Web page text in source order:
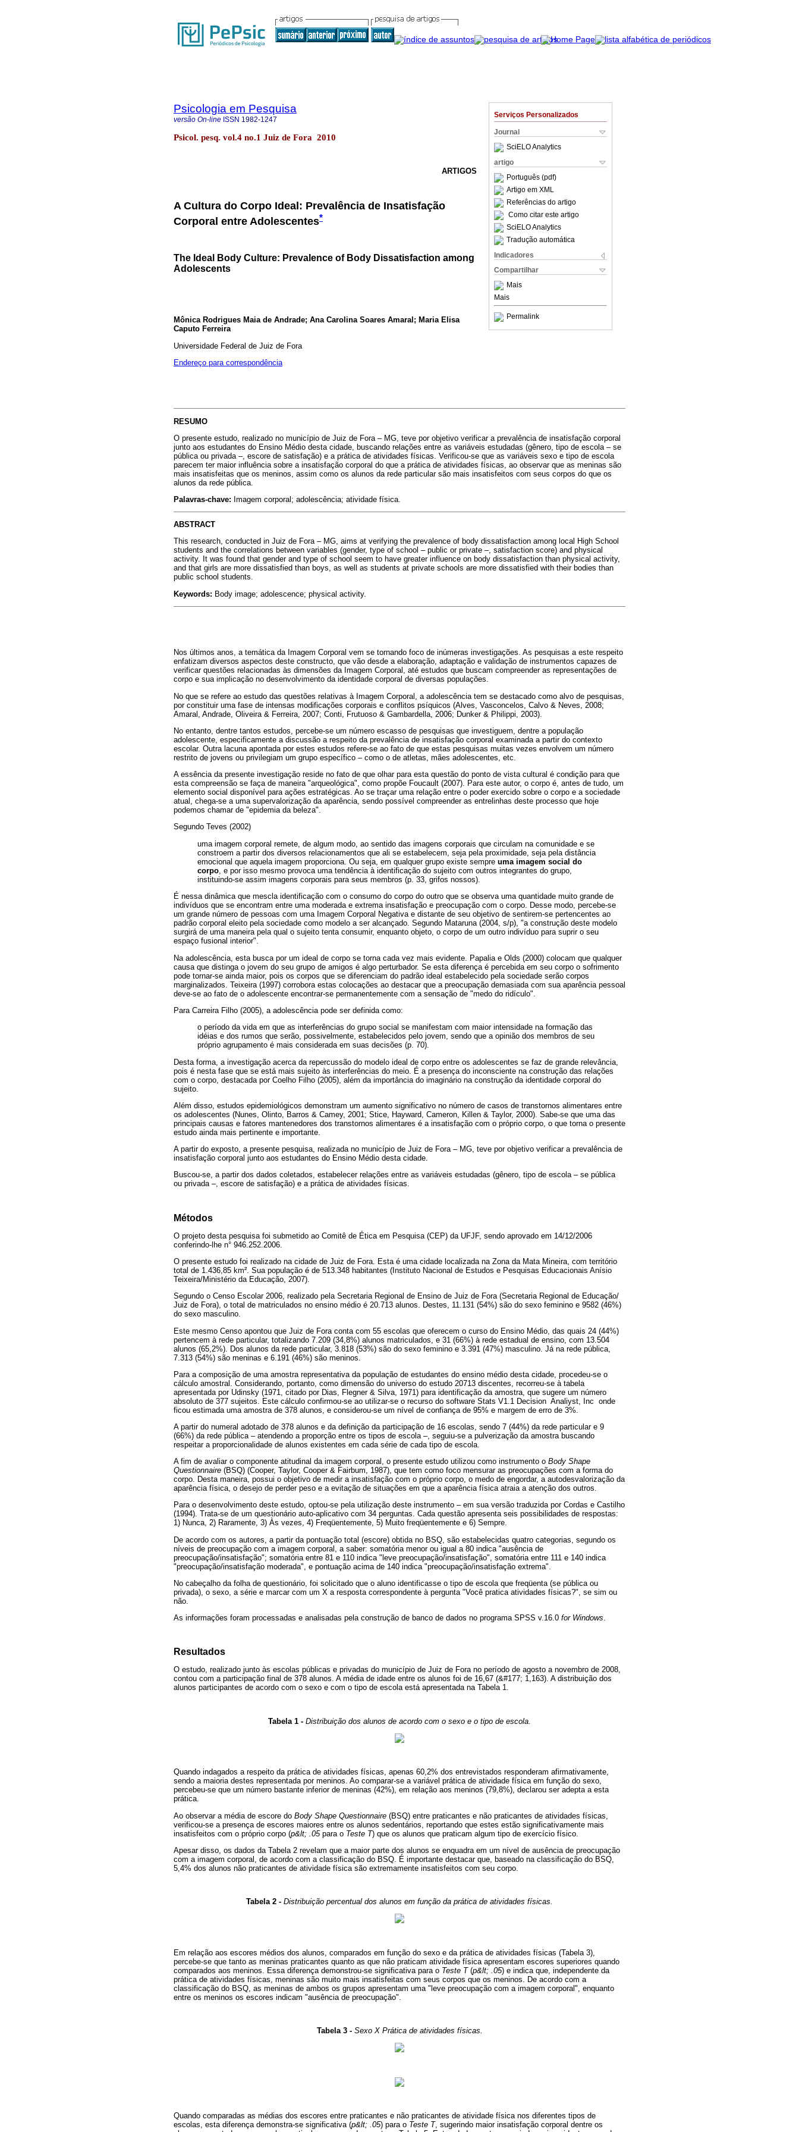
Serviços Personalizados
Journal
SciELO Analytics
artigo
Português (pdf)
Artigo em XML
Referências do artigo
Como citar este artigo
SciELO Analytics
Tradução automática
Indicadores
Compartilhar
Mais
Mais
Permalink
Psicologia em Pesquisa
versão On-line ISSN 1982-1247
Psicol. pesq. vol.4 no.1 Juiz de Fora 2010
ARTIGOS
A Cultura do Corpo Ideal: Prevalência de Insatisfação
Corporal entre Adolescentes*
The Ideal Body Culture: Prevalence of Body Dissatisfaction among
Adolescents
Mônica Rodrigues Maia de Andrade; Ana Carolina Soares Amaral; Maria Elisa
Caputo Ferreira
Universidade Federal de Juiz de Fora
Endereço para correspondência
RESUMO
O presente estudo, realizado no município de Juiz de Fora – MG, teve por objetivo verificar a prevalência de insatisfação corporal
junto aos estudantes do Ensino Médio desta cidade, buscando relações entre as variáveis estudadas (gênero, tipo de escola – se
pública ou privada –, escore de satisfação) e a prática de atividades físicas. Verificou-se que as variáveis sexo e tipo de escola
parecem ter maior influência sobre a insatisfação corporal do que a prática de atividades físicas, ao observar que as meninas são
mais insatisfeitas que os meninos, assim como os alunos da rede particular são mais insatisfeitos com seus corpos do que os
alunos da rede pública.
Palavras-chave: Imagem corporal; adolescência; atividade física.
ABSTRACT
This research, conducted in Juiz de Fora – MG, aims at verifying the prevalence of body dissatisfaction among local High School
students and the correlations between variables (gender, type of school – public or private –, satisfaction score) and physical
activity. It was found that gender and type of school seem to have greater influence on body dissatisfaction than physical activity,
and that girls are more dissatisfied than boys, as well as students at private schools are more dissatisfied with their bodies than
public school students.
Keywords: Body image; adolescence; physical activity.
Nos últimos anos, a temática da Imagem Corporal vem se tornando foco de inúmeras investigações. As pesquisas a este respeito
enfatizam diversos aspectos deste constructo, que vão desde a elaboração, adaptação e validação de instrumentos capazes de
verificar questões relacionadas às dimensões da Imagem Corporal, até estudos que buscam compreender as representações de
corpo e sua implicação no desenvolvimento da identidade corporal de diversas populações.
No que se refere ao estudo das questões relativas à Imagem Corporal, a adolescência tem se destacado como alvo de pesquisas,
por constituir uma fase de intensas modificações corporais e conflitos psíquicos (Alves, Vasconcelos, Calvo & Neves, 2008;
Amaral, Andrade, Oliveira & Ferreira, 2007; Conti, Frutuoso & Gambardella, 2006; Dunker & Philippi, 2003).
No entanto, dentre tantos estudos, percebe-se um número escasso de pesquisas que investiguem, dentre a população
adolescente, especificamente a discussão a respeito da prevalência de insatisfação corporal examinada a partir do contexto
escolar. Outra lacuna apontada por estes estudos refere-se ao fato de que estas pesquisas muitas vezes envolvem um número
restrito de jovens ou privilegiam um grupo específico – como o de atletas, mães adolescentes, etc.
A essência da presente investigação reside no fato de que olhar para esta questão do ponto de vista cultural é condição para que
esta compreensão se faça de maneira "arqueológica", como propõe Foucault (2007). Para este autor, o corpo é, antes de tudo, um
elemento social disponível para ações estratégicas. Ao se traçar uma relação entre o poder exercido sobre o corpo e a sociedade
atual, chega-se a uma supervalorização da aparência, sendo possível compreender as entrelinhas deste processo que hoje
podemos chamar de "epidemia da beleza".
Segundo Teves (2002)
uma imagem corporal remete, de algum modo, ao sentido das imagens corporais que circulam na comunidade e se
constroem a partir dos diversos relacionamentos que ali se estabelecem, seja pela proximidade, seja pela distância
emocional que aquela imagem proporciona. Ou seja, em qualquer grupo existe sempre uma imagem social do
corpo , e por isso mesmo provoca uma tendência à identificação do sujeito com outros integrantes do grupo,
instituindo-se assim imagens corporais para seus membros (p. 33, grifos nossos).
É nessa dinâmica que mescla identificação com o consumo do corpo do outro que se observa uma quantidade muito grande de
indivíduos que se encontram entre uma moderada e extrema insatisfação e preocupação com o corpo. Desse modo, percebe-se
um grande número de pessoas com uma Imagem Corporal Negativa e distante de seu objetivo de sentirem-se pertencentes ao
padrão corporal eleito pela sociedade como modelo a ser alcançado. Segundo Mataruna (2004, s/p), "a construção deste modelo
surgirá de uma maneira pela qual o sujeito tenta consumir, enquanto objeto, o corpo de um outro indivíduo para suprir o seu
espaço fusional interior".
Na adolescência, esta busca por um ideal de corpo se torna cada vez mais evidente. Papalia e Olds (2000) colocam que qualquer
causa que distinga o jovem do seu grupo de amigos é algo perturbador. Se esta diferença é percebida em seu corpo o sofrimento
pode tornar-se ainda maior, pois os corpos que se diferenciam do padrão ideal estabelecido pela sociedade serão corpos
marginalizados. Teixeira (1997) corrobora estas colocações ao destacar que a preocupação demasiada com sua aparência pessoal
deve-se ao fato de o adolescente encontrar-se permanentemente com a sensação de "medo do ridículo".
Para Carreira Filho (2005), a adolescência pode ser definida como:
o período da vida em que as interferências do grupo social se manifestam com maior intensidade na formação das
idéias e dos rumos que serão, possivelmente, estabelecidos pelo jovem, sendo que a opinião dos membros de seu
próprio agrupamento é mais considerada em suas decisões (p. 70).
Desta forma, a investigação acerca da repercussão do modelo ideal de corpo entre os adolescentes se faz de grande relevância,
pois é nesta fase que se está mais sujeito às interferências do meio. É a presença do inconsciente na construção das relações
com o corpo, destacada por Coelho Filho (2005), além da importância do imaginário na construção da identidade corporal do
sujeito.
Além disso, estudos epidemiológicos demonstram um aumento significativo no número de casos de transtornos alimentares entre
os adolescentes (Nunes, Olinto, Barros & Camey, 2001; Stice, Hayward, Cameron, Killen & Taylor, 2000). Sabe-se que uma das
principais causas e fatores mantenedores dos transtornos alimentares é a insatisfação com o próprio corpo, o que torna o presente
estudo ainda mais pertinente e importante.
A partir do exposto, a presente pesquisa, realizada no município de Juiz de Fora – MG, teve por objetivo verificar a prevalência de
insatisfação corporal junto aos estudantes do Ensino Médio desta cidade.
Buscou-se, a partir dos dados coletados, estabelecer relações entre as variáveis estudadas (gênero, tipo de escola – se pública
ou privada –, escore de satisfação) e a prática de atividades físicas.
Métodos
O projeto desta pesquisa foi submetido ao Comitê de Ética em Pesquisa (CEP) da UFJF, sendo aprovado em 14/12/2006
conferindo-lhe n° 946.252.2006.
O presente estudo foi realizado na cidade de Juiz de Fora. Esta é uma cidade localizada na Zona da Mata Mineira, com território
total de 1.436,85 km². Sua população é de 513.348 habitantes (Instituto Nacional de Estudos e Pesquisas Educacionais Anísio
Teixeira/Ministério da Educação, 2007).
Segundo o Censo Escolar 2006, realizado pela Secretaria Regional de Ensino de Juiz de Fora (Secretaria Regional de Educação/
Juiz de Fora), o total de matriculados no ensino médio é 20.713 alunos. Destes, 11.131 (54%) são do sexo feminino e 9582 (46%)
do sexo masculino.
Este mesmo Censo apontou que Juiz de Fora conta com 55 escolas que oferecem o curso do Ensino Médio, das quais 24 (44%)
pertencem à rede particular, totalizando 7.209 (34,8%) alunos matriculados, e 31 (66%) à rede estadual de ensino, com 13.504
alunos (65,2%). Dos alunos da rede particular, 3.818 (53%) são do sexo feminino e 3.391 (47%) masculino. Já na rede pública,
7.313 (54%) são meninas e 6.191 (46%) são meninos.
Para a composição de uma amostra representativa da população de estudantes do ensino médio desta cidade, procedeu-se o
cálculo amostral. Considerando, portanto, como dimensão do universo do estudo 20713 discentes, recorreu-se à tabela
apresentada por Udinsky (1971, citado por Dias, Flegner & Silva, 1971) para identificação da amostra, que sugere um número
absoluto de 377 sujeitos. Este cálculo confirmou-se ao utilizar-se o recurso do software Stats V1.1 Decision Analiyst, Inc onde
ficou estimada uma amostra de 378 alunos, e considerou-se um nível de confiança de 95% e margem de erro de 3%.
A partir do numeral adotado de 378 alunos e da definição da participação de 16 escolas, sendo 7 (44%) da rede particular e 9
(66%) da rede pública – atendendo a proporção entre os tipos de escola –, seguiu-se a pulverização da amostra buscando
respeitar a proporcionalidade de alunos existentes em cada série de cada tipo de escola.
A fim de avaliar o componente atitudinal da imagem corporal, o presente estudo utilizou como instrumento o Body Shape
Questionnaire (BSQ) (Cooper, Taylor, Cooper & Fairbum, 1987), que tem como foco mensurar as preocupações com a forma do
corpo. Desta maneira, possui o objetivo de medir a insatisfação com o próprio corpo, o medo de engordar, a autodesvalorização da
aparência física, o desejo de perder peso e a evitação de situações em que a aparência física atraia a atenção dos outros.
Para o desenvolvimento deste estudo, optou-se pela utilização deste instrumento – em sua versão traduzida por Cordas e Castilho
(1994). Trata-se de um questionário auto-aplicativo com 34 perguntas. Cada questão apresenta seis possibilidades de respostas:
1) Nunca, 2) Raramente, 3) Às vezes, 4) Freqüentemente, 5) Muito freqüentemente e 6) Sempre.
De acordo com os autores, a partir da pontuação total (escore) obtida no BSQ, são estabelecidas quatro categorias, segundo os
níveis de preocupação com a imagem corporal, a saber: somatória menor ou igual a 80 indica "ausência de
preocupação/insatisfação"; somatória entre 81 e 110 indica "leve preocupação/insatisfação", somatória entre 111 e 140 indica
"preocupação/insatisfação moderada", e pontuação acima de 140 indica "preocupação/insatisfação extrema".
No cabeçalho da folha de questionário, foi solicitado que o aluno identificasse o tipo de escola que freqüenta (se pública ou
privada), o sexo, a série e marcar com um X a resposta correspondente à pergunta "Você pratica atividades físicas?", se sim ou
não.
As informações foram processadas e analisadas pela construção de banco de dados no programa SPSS v.16.0 for Windows
Resultados
O estudo, realizado junto às escolas públicas e privadas do município de Juiz de Fora no período de agosto a novembro de 2008,
contou com a participação final de 378 alunos. A média de idade entre os alunos foi de 16,67 (&#177; 1,163). A distribuição dos
alunos participantes de acordo com o sexo e com o tipo de escola está apresentada na Tabela 1.
Tabela 1 - Distribuição dos alunos de acordo com o sexo e o tipo de escola.
Quando indagados a respeito da prática de atividades físicas, apenas 60,2% dos entrevistados responderam afirmativamente,
sendo a maioria destes representada por meninos. Ao comparar-se a variável prática de atividade física em função do sexo,
percebeu-se que um número bastante inferior de meninas (42%), em relação aos meninos (79,8%), declarou ser adepta a esta
prática.
Ao observar a média de escore do Body Shape Questionnaire (BSQ) entre praticantes e não praticantes de atividades físicas,
verificou-se a presença de escores maiores entre os alunos sedentários, reportando que estes estão significativamente mais
insatisfeitos com o próprio corpo (p&lt; .05para o Teste T) que os alunos que praticam algum tipo de exercício físico.
Apesar disso, os dados da Tabela 2 revelam que a maior parte dos alunos se enquadra em um nível de ausência de preocupação
com a imagem corporal, de acordo com a classificação do BSQ. É importante destacar que, baseado na classificação do BSQ,
5,4% dos alunos não praticantes de atividade física são extremamente insatisfeitos com seu corpo.
Tabela 2 - Distribuição percentual dos alunos em função da prática de atividades físicas.
Em relação aos escores médios dos alunos, comparados em função do sexo e da prática de atividades físicas (Tabela 3),
percebe-se que tanto as meninas praticantes quanto as que não praticam atividade física apresentam escores superiores quando
comparados aos meninos. Essa diferença demonstrou-se significativa para o Teste T (p&lt; .05) e indica que, independente da
prática de atividades físicas, meninas são muito mais insatisfeitas com seus corpos que os meninos. De acordo com a
classificação do BSQ, as meninas de ambos os grupos apresentam uma "leve preocupação com a imagem corporal", enquanto
entre os meninos os escores indicam "ausência de preocupação".
Tabela 3 - Sexo X Prática de atividades físicas.
Quando comparadas as médias dos escores entre praticantes e não praticantes de atividade física nos diferentes tipos de
escolas, esta diferença demonstra-se significativa (p&lt; .05) para o Teste T, sugerindo maior insatisfação corporal dentre os